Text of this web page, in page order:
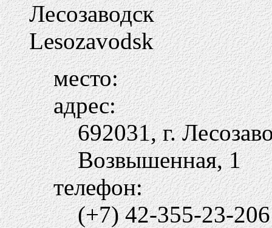
Лесозаводск
Lesozavodsk
место:
адрес:
692031, г.
Возвышенная, 1
телефон:
(+7) 42-355-23-206